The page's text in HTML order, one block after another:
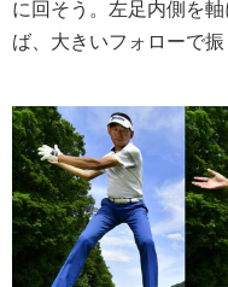
に回そう。左足内側を
ば、大きいフォローで